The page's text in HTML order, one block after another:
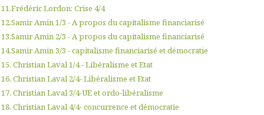
11.Frédéric Lordon: Crise 4/4
12.Samir Amin 1/3 - A propos du capitalisme financiarisé
13.Samir Amin 2/3 - A propos du capitalisme financiarisé
14.Samir Amin 3/3 - capitalisme financiarisé et démocratie
15. Christian Laval 1/4 - Libéralisme et Etat
16. Christian Laval 2/4- Libéralisme et Etat
17. Christian Laval 3/4-UE et ordo-libéralisme
18. Christian Laval 4/4- concurrence et démocratie